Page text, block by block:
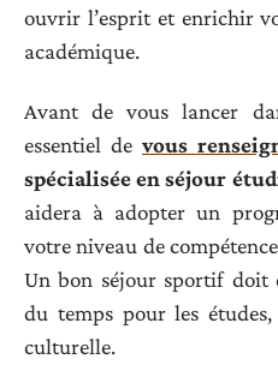
ouvrir l’esprit et enrichir
académique.
Avant de vous lancer
essentiel de vous
spécialisée en séjour
aidera à adopter un
votre niveau de
Un bon séjour sportif doit
du temps pour les
culturelle.